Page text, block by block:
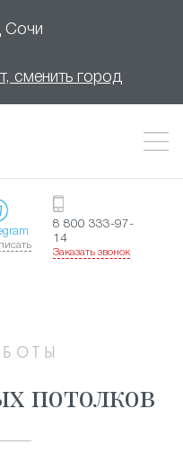
Сочи
сменить город
8 800 333-97-
14
Заказать звонок
потолков